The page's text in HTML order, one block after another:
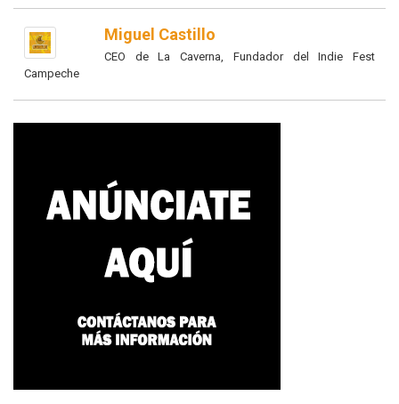
Miguel Castillo
CEO de La Caverna, Fundador del Indie Fest
Campeche